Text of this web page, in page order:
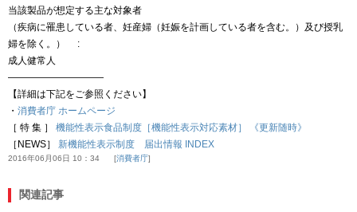
当該製品が想定する主な対象者
（疾病に罹患している者、妊産婦（妊娠を計画している者を含む。）及び授乳
婦を除く。） :
成人健常人
——————————
【詳細は下記をご参照ください】
・ 消費者庁 ホームページ
［ 特 集 ］ 機能性表示食品制度［機能性表示対応素材］ 《更新随時》
［NEWS］ 新機能性表示制度 届出情報 INDEX
2016年06月06日 10：34 消費者庁
関連記事